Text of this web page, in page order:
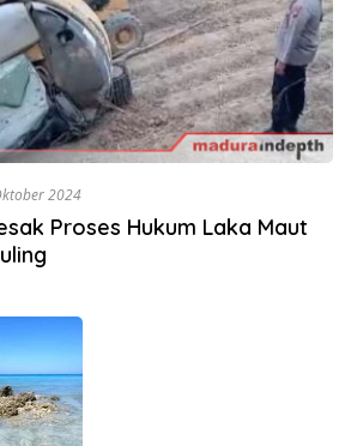
2024
Proses Hukum Laka Maut